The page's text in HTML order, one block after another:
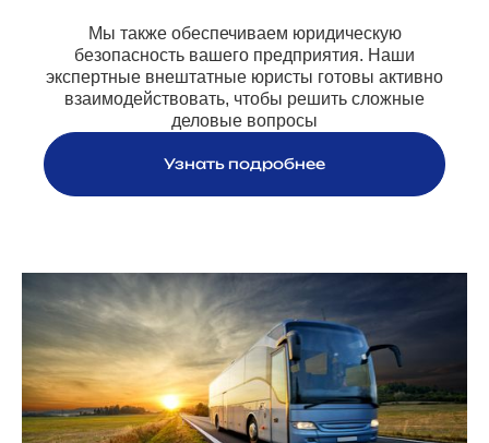
Мы также обеспечиваем юридическую
безопасность вашего предприятия. Наши
экспертные внештатные юристы готовы активно
взаимодействовать, чтобы решить сложные
деловые вопросы
Узнать подробнее